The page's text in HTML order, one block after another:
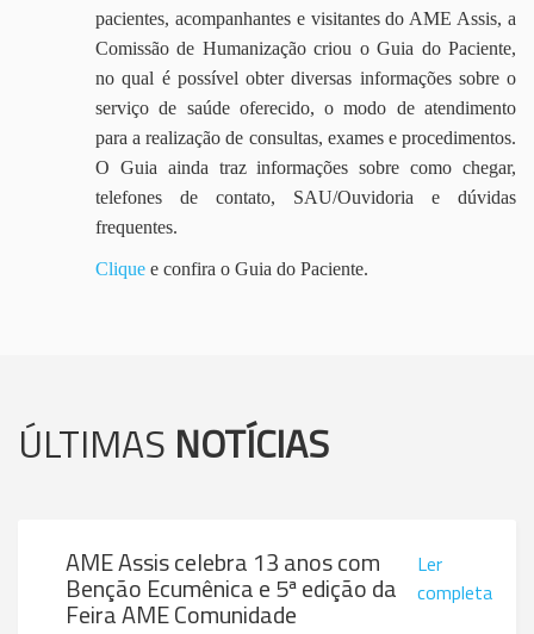
pacientes, acompanhantes e visitantes do AME Assis, a
Comissão de Humanização criou o Guia do Paciente,
no qual é possível obter diversas informações sobre o
serviço de saúde oferecido, o modo de atendimento
para a realização de consultas, exames e procedimentos.
O Guia ainda traz informações sobre como chegar,
telefones de contato, SAU/Ouvidoria e dúvidas
frequentes.
Clique e confira o Guia do Paciente.
ÚLTIMAS NOTÍCIAS
AME Assis celebra 13 anos com
Benção Ecumênica e 5ª edição da
Feira AME Comunidade
Ler
completa